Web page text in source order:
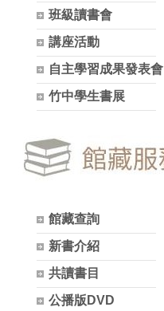
班級讀書會
講座活動
自主學習成果發表會
竹中學生書展
館藏查詢
新書介紹
共讀書目
公播版DVD